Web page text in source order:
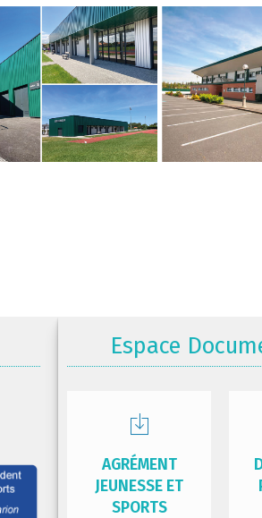
Espace
AGRÉMENT
JEUNESSE ET
SPORTS